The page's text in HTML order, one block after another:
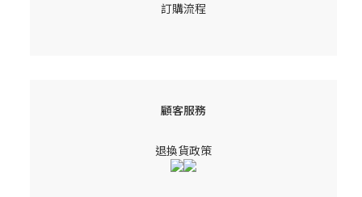
訂購流程
顧客服務
退換貨政策